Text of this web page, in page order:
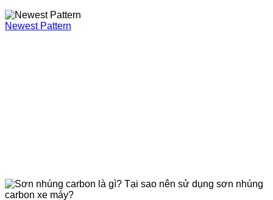
Newest Pattern